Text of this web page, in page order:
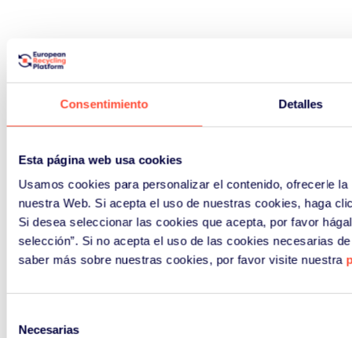
Consentimiento Detalles
Esta página web usa cookies
Usamos cookies para personalizar el contenido, ofrecerle
nuestra Web. Si acepta el uso de nuestras cookies, haga
Si desea seleccionar las cookies que acepta, por favor
selección”. Si no acepta el uso de las cookies necesarias
saber más sobre nuestras cookies, por favor visite nuestra
Necesarias